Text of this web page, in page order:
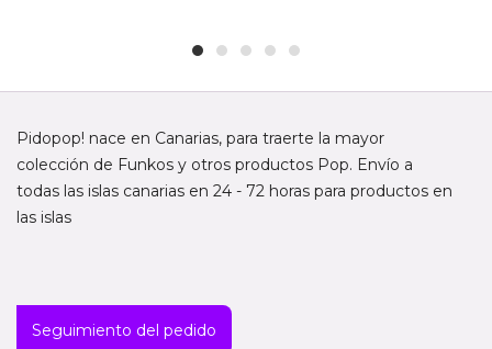
Pidopop! nace en Canarias, para traerte la mayor
colección de Funkos y otros productos Pop. Envío a
todas las islas canarias en 24 - 72 horas para productos en
las islas
Seguimiento del pedido